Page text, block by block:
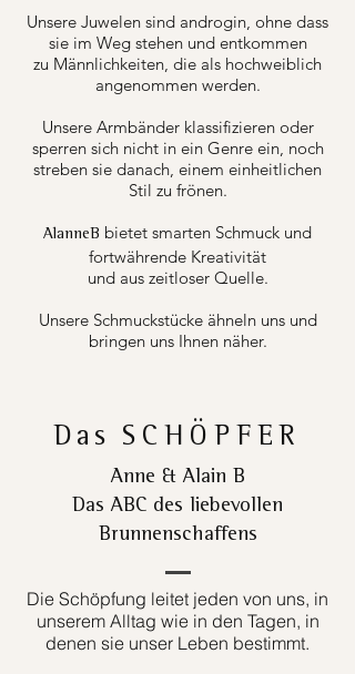
Unsere Juwelen sind androgin, ohne dass
sie im Weg stehen und entkommen
zu Männlichkeiten, die als hochweiblich
angenommen werden.
Unsere Armbänder klassifizieren oder
sperren sich nicht in ein Genre ein, noch
streben sie danach, einem einheitlichen
Stil zu frönen.
AlanneB bietet smarten Schmuck und
fortwährende Kreativität
und aus zeitloser Quelle.
Unsere Schmuckstücke ähneln uns und
bringen uns Ihnen näher.
Das SCHÖPFER
Anne & Alain B
Das ABC des liebevollen
Brunnenschaffens
Die Schöpfung leitet jeden von uns, in
unserem Alltag wie in den Tagen, in
denen sie unser Leben bestimmt.